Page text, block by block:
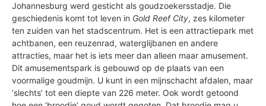
Johannesburg werd gesticht als goudzoekersstadje. Die
geschiedenis komt tot leven in Gold Reef City, zes kilometer
ten zuiden van het stadscentrum. Het is een attractiepark met
achtbanen, een reuzenrad, waterglijbanen en andere
attracties, maar het is iets meer dan alleen maar amusement.
Dit amusementspark is gebouwd op de plaats van een
voormalige goudmijn. U kunt in een mijnschacht afdalen, maar
‘slechts’ tot een diepte van 226 meter. Ook wordt getoond